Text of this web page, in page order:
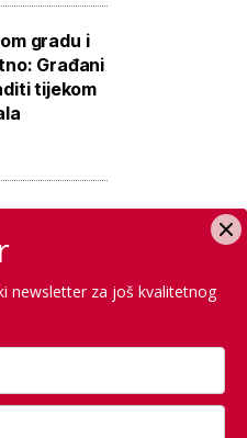
gradu i
Građani
tijekom
opasno,
željno
newsletter za još kvalitetnog